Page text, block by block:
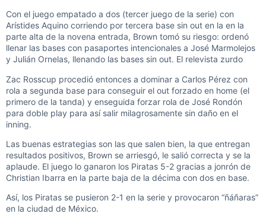
Con el juego empatado a dos (tercer juego de la serie) con
Arístides Aquino corriendo por tercera base sin out en la en la
parte alta de la novena entrada, Brown tomó su riesgo: ordenó
llenar las bases con pasaportes intencionales a José Marmolejos
y Julián Ornelas, llenando las bases sin out. El relevista zurdo
Zac Rosscup procedió entonces a dominar a Carlos Pérez con
rola a segunda base para conseguir el out forzado en home (el
primero de la tanda) y enseguida forzar rola de José Rondón
para doble play para así salir milagrosamente sin daño en el
inning.
Las buenas estrategias son las que salen bien, la que entregan
resultados positivos, Brown se arriesgó, le salió correcta y se la
aplaude. El juego lo ganaron los Piratas 5-2 gracias a jonrón de
Christian Ibarra en la parte baja de la décima con dos en base.
Así, los Piratas se pusieron 2-1 en la serie y provocaron “ñáñaras”
en la ciudad de México.